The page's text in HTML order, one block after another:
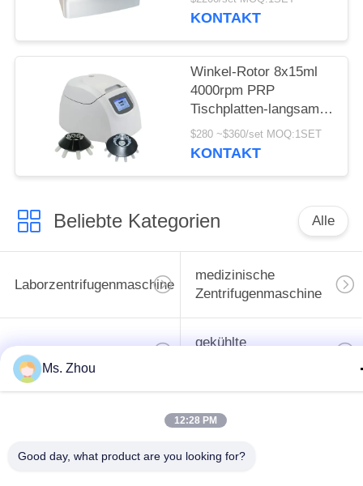
KONTAKT
Winkel-Rotor 8x15ml
4000rpm PRP
Tischplatten-langsame
Zentrifuge PRF TD4
$280 ~$360/set MOQ:1SET
KONTAKT
Beliebte Kategorien Alle
Laborzentrifugenmaschine
medizinische
Zentrifugenmaschine
PRP PRF-Zentrifuge
gekühlte
Blutbank-Zentrifuge
Langsame Zentrifuge
Ms. Zhou
12:28 PM
Good day, what product are you looking for?